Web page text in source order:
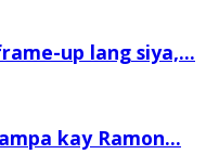
up lang siya,...
kay Ramon...